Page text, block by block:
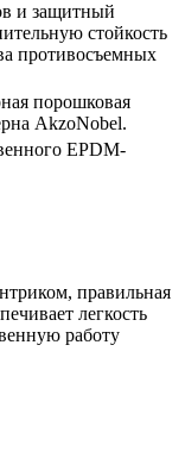
и защитный
стойкость
противосъемных
порошковая
AkzoNobel.
EPDM-
правильная
легкость
работу